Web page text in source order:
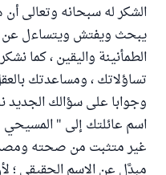
الشكر له سبحانه وتعالى
يبحث ويفتش ويتساءل عن
الطمأنينة واليقين ، كما
تساؤلاتك ، ومساعدتك
وجوابا على سؤالك الجديد
اسم عائلتك إلى "
غير متثبت من صحته
مبدَّل عن الاسم الحقيقي ؛